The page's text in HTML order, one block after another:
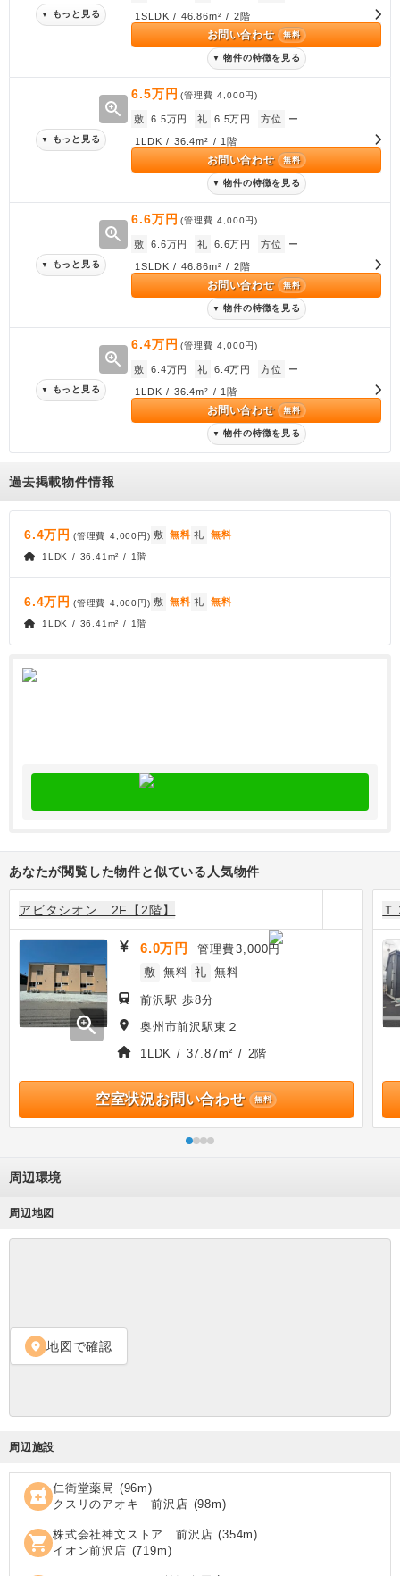
▼ もっと見る 1SLDK / 46.86m² / 2階
お問い合わせ 無料
▼ 物件の特徴を見る
zoom_in
▼ もっと見る
6.5万円 (管理費4,000円)
敷 6.5万円 礼 6.5万円 方位 ー
1LDK / 36.4m² / 1階
お問い合わせ 無料
▼ 物件の特徴を見る
zoom_in
▼ もっと見る
6.6万円 (管理費4,000円)
敷 6.6万円 礼 6.6万円 方位 ー
1SLDK / 46.86m² / 2階
お問い合わせ 無料
▼ 物件の特徴を見る
zoom_in
▼ もっと見る
6.4万円 (管理費4,000円)
敷 6.4万円 礼 6.4万円 方位 ー
1LDK / 36.4m² / 1階
お問い合わせ 無料
▼ 物件の特徴を見る
過去掲載物件情報
6.4万円 (管理費 4,000円) 敷 無料 礼 無料
1LDK / 36.41m² / 1階
6.4万円 (管理費 4,000円) 敷 無料 礼 無料
1LDK / 36.41m² / 1階
あなたが閲覧した物件と似ている人気物件
アビタシオン 2F【2階】
zoom_in
6.0万円 管理費3,000円
敷 無料 礼 無料
前沢駅 歩8分
奥州市前沢駅東２
1LDK / 37.87m² / 2階
空室状況お問い合わせ 無料
周辺環境
周辺地図
location_on 地図で確認
周辺施設
local_pharmacy 仁衛堂薬局 (96m)
クスリのアオキ 前沢店 (98m)
shopping_cart 株式会社神文ストア 前沢店 (354m)
イオン前沢店 (719m)